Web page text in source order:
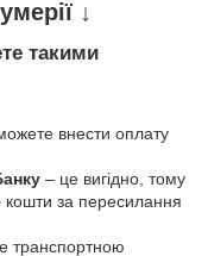
↓
такими
внести оплату
– це вигідно, тому
кошти за пересилання
транспортною